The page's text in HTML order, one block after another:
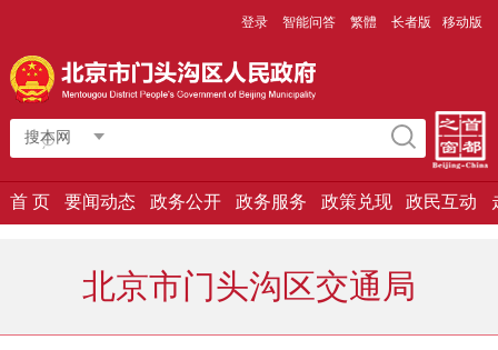
登录 智能问答 繁體 长者版 移动版
搜本网
首 页 要闻动态 政务公开 政务服务 政策兑现 政民互动
北京市门头沟区交通局